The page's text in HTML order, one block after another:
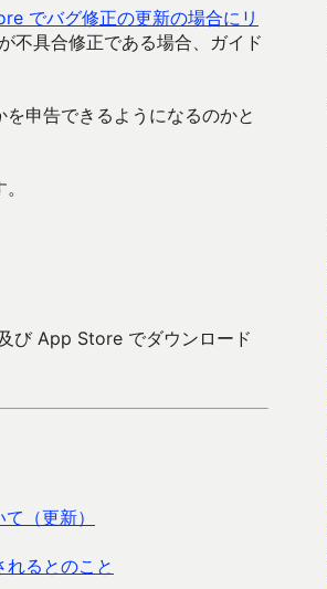
でバグ修正の更新の場合にリ
不具合修正である場合、ガイド
申告できるようになるのかと
び App Store でダウンロード
（更新）
るとのこと